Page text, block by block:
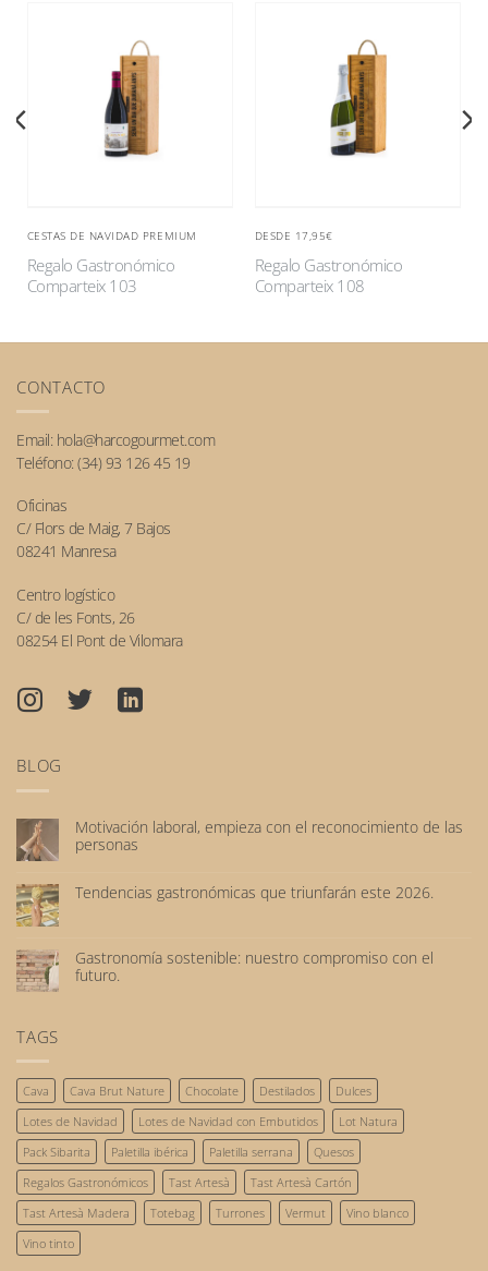
CESTAS DE NAVIDAD PREMIUM
Regalo Gastronómico
Comparteix 103
DESDE 17,95€
Regalo Gastronómico
Comparteix 108
CONTACTO
Email: hola@harcogourmet.com
Teléfono: (34) 93 126 45 19
Oficinas
C/ Flors de Maig, 7 Bajos
08241 Manresa
Centro logístico
C/ de les Fonts, 26
08254 El Pont de Vilomara
BLOG
Motivación laboral, empieza con el reconocimiento de las
personas
hay
comentarios
laboral,
empieza
con
personas
Tendencias gastronómicas que triunfarán este 2026.
comentarios
en
Tendencias
Gastronomía sostenible: nuestro compromiso con el
futuro.
sostenible:
nuestro
compromiso
con
el
futuro.
TAGS
Cava Cava Brut Nature Chocolate Destilados
Dulces
Lotes de Navidad
Lotes de Navidad con Embutidos
Lot Natura
Pack Sibarita
Paletilla ibérica Paletilla serrana
Quesos
Regalos Gastronómicos
Tast Artesà
Tast Artesà Cartón
Tast Artesà Madera
Totebag Turrones Vermut
Vino blanco
Vino tinto